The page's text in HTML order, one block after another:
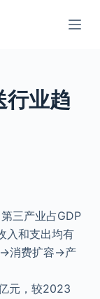
业趋
三产业占GDP
入和支出均有
→消费扩容→产
元，较2023